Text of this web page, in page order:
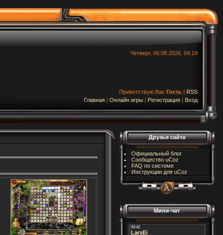
Четверг, 06.08.2026, 04:19
Приветствую Вас Гость | RSS
Главная | Онлайн игры | Регистрация | Вход
Друзья сайта
Официальный блог
Сообщество uCoz
FAQ по системе
Инструкции для uCoz
Мини-чат